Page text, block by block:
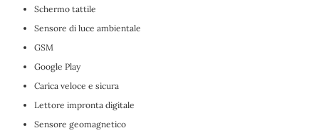
Schermo tattile
Sensore di luce ambientale
GSM
Google Play
Carica veloce e sicura
Lettore impronta digitale
Sensore geomagnetico